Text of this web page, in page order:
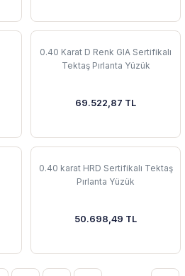
0.40 Karat D Renk GIA Sertifikalı
Tektaş Pırlanta Yüzük
69.522,87 TL
0.40 karat HRD Sertifikalı Tektaş
Pırlanta Yüzük
50.698,49 TL